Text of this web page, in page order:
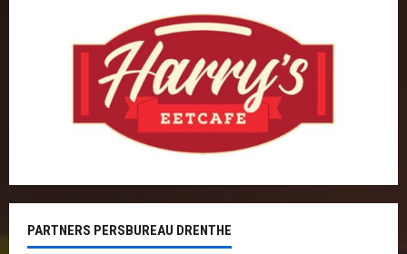
PARTNERS PERSBUREAU DRENTHE